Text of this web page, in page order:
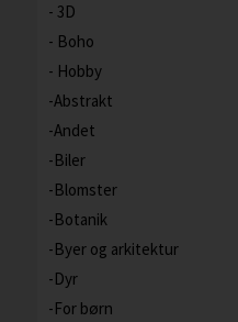
3D
Boho
Hobby
Abstrakt
Andet
Biler
Blomster
Botanik
Byer og arkitektur
Dyr
For børn